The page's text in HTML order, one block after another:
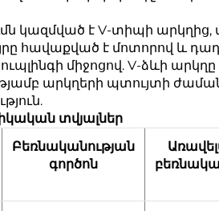
կազմված է V-տիպի
հավաքված է մոտորով և
միջոցով. V-ձևի
արկղերի պտույտի
տվյալներ
Բեռնականության
գործոն